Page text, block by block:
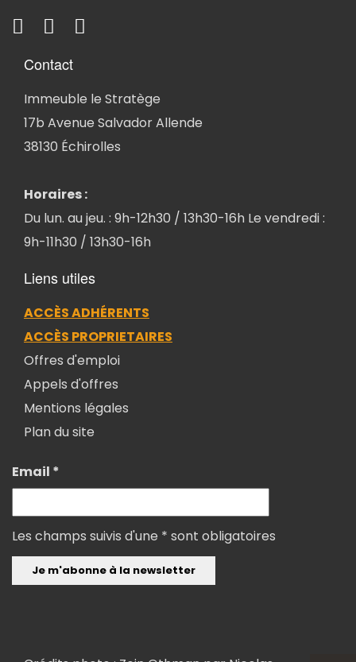
Contact
Immeuble le Stratège
17b Avenue Salvador Allende
38130 Échirolles
Horaires :
Du lun. au jeu. : 9h-12h30 / 13h30-16h Le vendredi :
9h-11h30 / 13h30-16h
Liens utiles
ACCÈS ADHÉRENTS
ACCÈS PROPRIETAIRES
Offres d'emploi
Appels d'offres
Mentions légales
Plan du site
Email *
Les champs suivis d'une * sont obligatoires